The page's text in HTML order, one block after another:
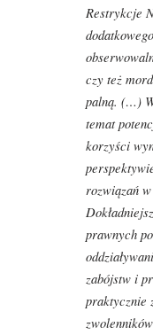
Restrykcje
czy też
palną. (…)
temat
korzyści
rozwiązań
prawnych
zabójstw i
praktycznie